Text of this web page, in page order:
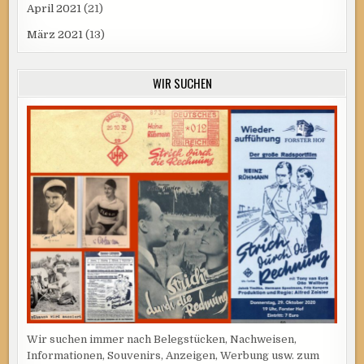
April 2021 (21)
März 2021 (13)
WIR SUCHEN
Wir suchen immer nach Belegstücken, Nachweisen,
Informationen, Souvenirs, Anzeigen, Werbung usw. zum